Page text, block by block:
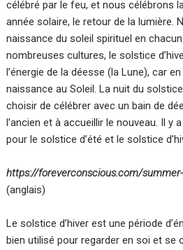
célébré par le feu, et nous célébrons
année solaire, le retour de la lumière.
naissance du soleil spirituel en
nombreuses cultures, le solstice
l’énergie de la déesse (la Lune), car
naissance au Soleil. La nuit du
choisir de célébrer avec un bain de
l’ancien et à accueillir le nouveau. Il y
pour le solstice d’été et le solstice
https://foreverconscious.com/
(anglais)
Le solstice d’hiver est une période
bien utilisé pour regarder en soi et se